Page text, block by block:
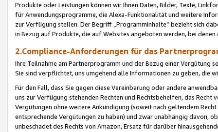
Produkte oder Leistungen können wir Ihnen Daten, Bilder, Texte,
für Anwendungsprogramme, die Alexa-Funktionalität und weitere
zur Verfügung stellen. Der Begriff „Programminhalte“ bezieht sich
in Bezug auf Produkte, die auf Websites angeboten werden, bei
2.Compliance-Anforderungen für das
Ihre Teilnahme am Partnerprogramm und der Bezug einer Vergütung
Sie sind verpflichtet, uns umgehend alle Informationen zu geben, die
Für den Fall, dass Sie gegen diese Vereinbarung oder andere
uns zur Verfügung stehenden Rechten und Rechtsbehelfen, das
Vergütungen ohne weitere Ankündigung (soweit nach geltendem
entsprechende Vergütungen zu haben) und zwar unabhängig davon,
unbeschadet des Rechts von Amazon, Ersatz für darüber